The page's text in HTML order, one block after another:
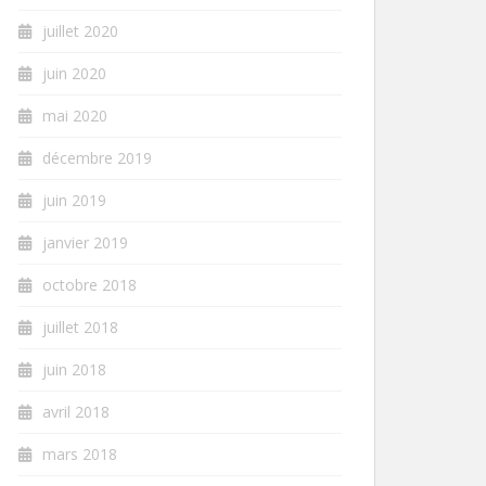
juillet 2020
juin 2020
mai 2020
décembre 2019
juin 2019
janvier 2019
octobre 2018
juillet 2018
juin 2018
avril 2018
mars 2018